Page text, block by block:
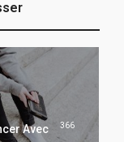
Avec
366